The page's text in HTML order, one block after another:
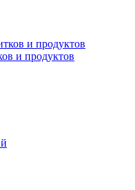
и продуктов